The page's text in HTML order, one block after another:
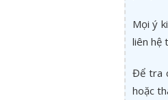
Mọi ý
liên hệ
Để tra
hoặc